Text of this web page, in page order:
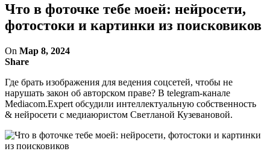
Что в фоточке тебе моей: нейросети,
фотостоки и картинки из поисковиков
On Мар 8, 2024
Share
Где брать изображения для ведения соцсетей, чтобы не
нарушать закон об авторском праве? В telegram-канале
Mediacom.Expert обсудили интеллектуальную собственность
& нейросети с медиаюристом Светланой Кузевановой.